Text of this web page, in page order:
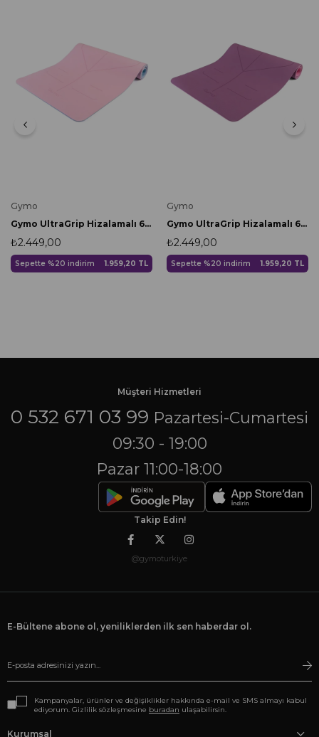
Gymo
Gymo UltraGrip Hizalamalı 6mm TPE Yoga Matı Pilates Minderi Pembe
₺2.449,00
Sepette %20 indirim 1.959,20 TL
Gymo
Gymo UltraGrip Hizalamalı 6mm TPE Yoga Matı Pilates Minderi Mürdüm
₺2.449,00
Sepette %20 indirim 1.959,20 TL
Müşteri Hizmetleri
0 532 671 03 99 Pazartesi-Cumartesi
09:30 - 19:00
Pazar 11:00-18:00
Takip Edin!
@gymoturkiye
E-Bültene abone ol, yeniliklerden ilk sen haberdar ol.
Kampanyalar, ürünler ve değişiklikler hakkında e-mail ve SMS almayı kabul
ediyorum. Gizlilik sözleşmesine buradan ulaşabilirsin.
Kurumsal